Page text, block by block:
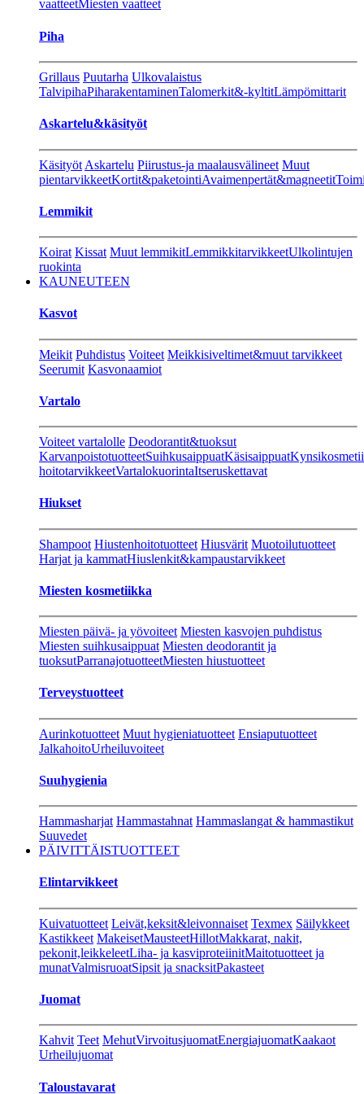
vaatteetMiesten vaatteet
Piha
Grillaus Puutarha Ulkovalaistus
TalvipihaPiharakentaminenTalomerkit&-kyltitLämpömittarit
Askartelu&käsityöt
Käsityöt Askartelu Piirustus-ja maalausvälineet Muut
pientarvikkeetKortit&paketointiAvaimenpertät&magneetit
Lemmikit
Koirat Kissat Muut lemmikitLemmikkitarvikkeetUlkolintujen
ruokinta
KAUNEUTEEN
Kasvot
Meikit Puhdistus Voiteet Meikkisiveltimet&muut tarvikkeet
Seerumit Kasvonaamiot
Vartalo
Voiteet vartalolle Deodorantit&tuoksut
KarvanpoistotuotteetSuihkusaippuatKäsisaippuat
hoitotarvikkeetVartalokuorintaItseruskettavat
Hiukset
Shampoot Hiustenhoitotuotteet Hiusvärit Muotoilutuotteet
Harjat ja kammatHiuslenkit&kampaustarvikkeet
Miesten kosmetiikka
Miesten päivä- ja yövoiteet Miesten kasvojen puhdistus
Miesten suihkusaippuat Miesten deodorantit ja
tuoksutParranajotuotteetMiesten hiustuotteet
Terveystuotteet
Aurinkotuotteet Muut hygieniatuotteet Ensiaputuotteet
JalkahoitoUrheiluvoiteet
Suuhygienia
Hammasharjat Hammastahnat Hammaslangat & hammastikut
Suuvedet
PÄIVITTÄISTUOTTEET
Elintarvikkeet
Kuivatuotteet Leivät,keksit&leivonnaiset Texmex Säilykkeet
Kastikkeet MakeisetMausteetHillotMakkarat, nakit,
pekonit,leikkeleetLiha- ja kasviproteiinitMaitotuotteet ja
munatValmisruoatSipsit ja snacksitPakasteet
Juomat
Kahvit Teet MehutVirvoitusjuomatEnergiajuomatKaakaot
Urheilujuomat
Taloustavarat